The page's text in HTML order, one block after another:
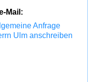
Mail:
Anfrage
Ulm anschreiben